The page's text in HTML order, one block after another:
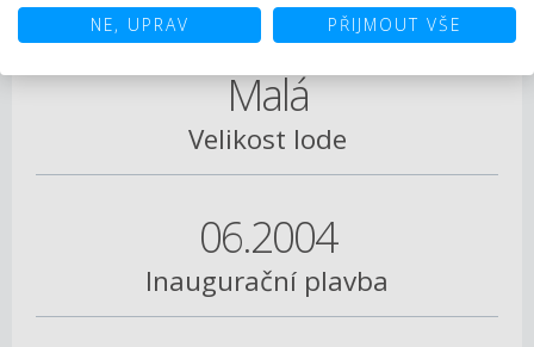
Malá
Velikost lode
06.2004
Inaugurační plavba
NE, UPRAV PŘIJMOUT VŠE